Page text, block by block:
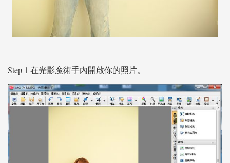
Step 1 在光影魔術手內開啟你的照片。